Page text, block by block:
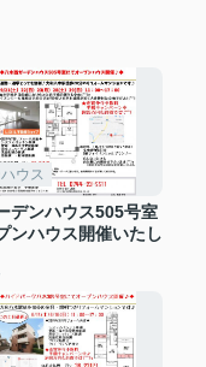
ウス
デンハウス505号室
ンハウス開催いたし